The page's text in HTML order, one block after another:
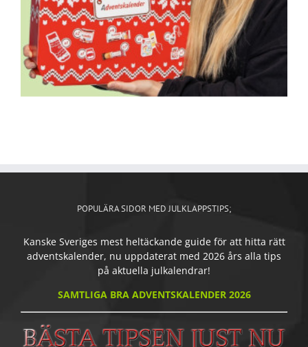
POPULÄRA SIDOR MED JULKLAPPSTIPS;
Kanske Sveriges mest heltäckande guide för att hitta rätt
adventskalender, nu uppdaterat med 2026 års alla tips
på aktuella julkalendrar!
SAMTLIGA BRA ADVENTSKALENDER 2026